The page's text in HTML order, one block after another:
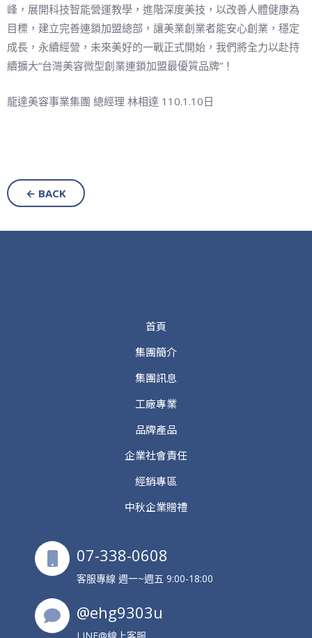
峰，展開科技智能營運教學，進階深度美技，以改善人體健康為
目標，建立完善連鎖加盟總部，讓美業創業者能安心創業，穩定
成長，永續經營，未來美好的一戰正式開始，我們將全力以赴持
續擴大“台灣美容微型創業連鎖加盟最優質品牌”！
龍達美容事業集團 總經理 林相達 110.1.10日
← BACK
首頁
集團簡介
集團訊息
工廠專業
品牌產品
企業社會責任
經銷專區
中秋企業贈禮
07-338-0608
客服專線 週一~週五 9:00-18:00
@ehg9303u
LINE@線上客服